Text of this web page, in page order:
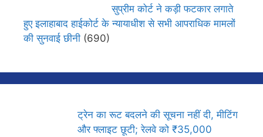
सुप्रीम कोर्ट ने कड़ी फटकार लगाते
हुए इलाहाबाद हाईकोर्ट के न्यायाधीश से सभी आपराधिक मामलों
की सुनवाई छीनी (690)
ट्रेन का रूट बदलने की सूचना नहीं दी, मीटिंग
और फ्लाइट छूटी; रेलवे को ₹35,000